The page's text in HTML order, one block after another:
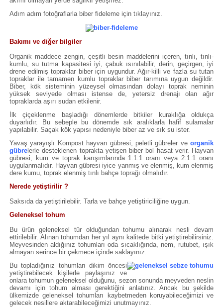
Adım adım fotoğraflarla biber fideleme için tıklayınız.
Bakımı ve diğer bilgiler
Organik maddece zengin, çeşitli besin maddelerini içeren, tınlı, tınlı-
kumlu, su tutma kapasitesi iyi, çabuk ısınılabilir, derin, geçirgen, iyi
drene edilmiş topraklar biber için uygundur. Ağır-killi ve fazla su tutan
topraklar ile tamamen kumlu topraklar biber tarımına uygun değildir.
Biber, kök sisteminin yüzeysel olmasından dolayı toprak neminin
yüksek seviyede olması istense de, yetersiz drenajı olan ağır
topraklarda aşırı sudan etkilenir.
İlk çiçeklenme başladığı dönemlerde bitkiler kuraklığa oldukça
duyarlıdır. Bu sebeple bu dönemde sık aralıklarla hafif sulamalar
yapılabilir. Saçak kök yapısı nedeniyle biber az ve sık su ister.
Yavaş yarayışlı Kompost hayvan gübresi, peletli gübreler ve organik
gübrelerle desteklenen toprakta yetişen biber bol hasat verir. Hayvan
gübresi, kum ve toprak karışımlarında 1:1:1 oranı veya 2:1:1 oranı
uygulanmalıdır. Hayvan gübresi iyice yanmış ve elenmiş, kum elenmiş
dere kumu, toprak elenmiş tınlı bahçe toprağı olmalıdır.
Nerede yetiştirilir ?
Saksıda da yetiştirilebilir. Tarla ve bahçe yetiştiriciliğine uygun.
Geleneksel tohum
Bu ürün geleneksel tür olduğundan tohumu alınarak nesli devam
ettirilebilir. Alınan tohumdan her yıl aynı kalitede bitki yetiştirebilirsiniz.
Meyvesinden aldığınız tohumları oda sıcaklığında, nem, rutubet, ışık
almayan serince bir çekmece içinde saklayınız.
Bu topladığınız tohumları dikim öncesi
yetiştirebilecek kişilerle paylaşınız ve
onlara tohumun geleneksel olduğunu, sezon sonunda meyveden neslin
devamı için tohum alması gerektiğini anlatınız. Ancak bu şekilde
ülkemizde geleneksel tohumları kaybetmeden koruyabileceğimizi ve
gelecek nesillere aktarabileceğimizi unutmayınız.